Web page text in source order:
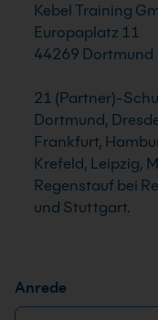
Kebel Training
Europaplatz 11
44269 Dortmund
21 (Partner)-
Dortmund,
Frankfurt,
Krefeld, Leipzig,
Regenstauf bei
und Stuttgart.
N
a
Anrede